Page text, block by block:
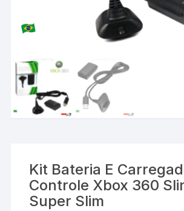
Kit Bateria E
Controle Xbox 360
Super Slim